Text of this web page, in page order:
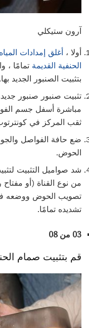
آرون ستيكلي
أولا ، أغلق إمدادات المياه
الحنفية القديمة تمامًا ،
بتثبيت الصنبور الجديد بها.
تثبيت صنبور صنبور
مباشرة أسفل جسم
ثقب المركز في
ضع حافة الفواصل
الحوض.
شد صواميل التثبيت
من نوع القناة (أو
تصويب الحوض ووضعه
تشديده تمامًا.
03 من 08
قم بتثبيت صمام